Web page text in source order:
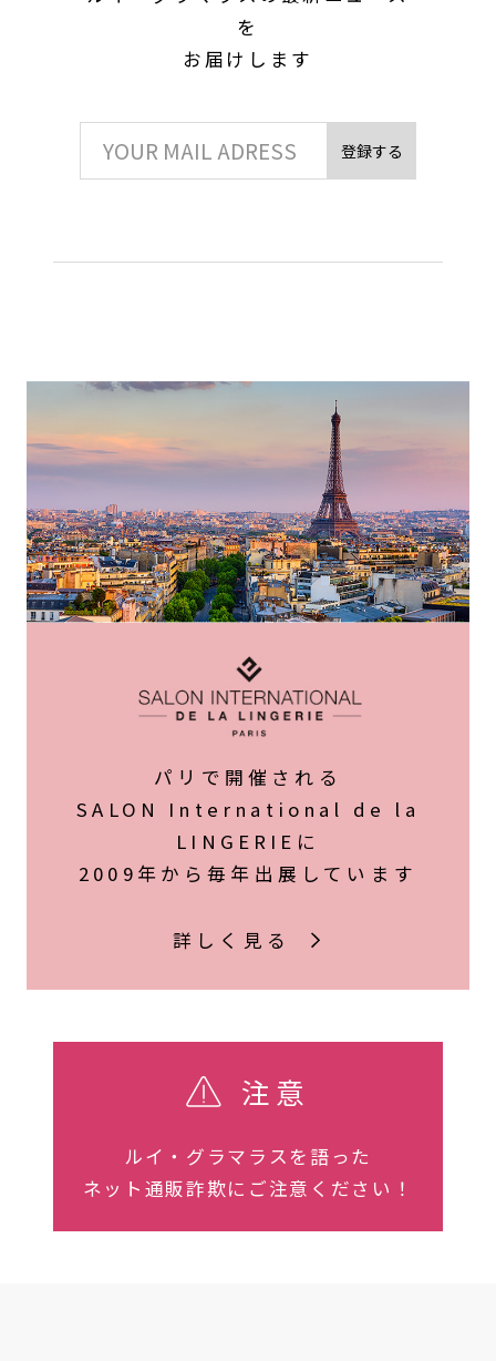
を
お届けします
登録する
パリで開催される
SALON International de la
LINGERIEに
2009年から毎年出展しています
詳しく見る
注意
ルイ・グラマラスを語った
ネット通販詐欺にご注意ください！